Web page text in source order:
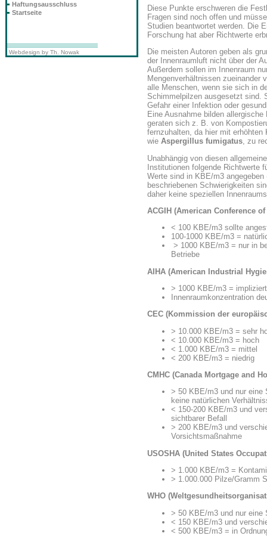
Diese Punkte erschweren die
Fragen sind noch offen und
Studien beantwortet werden. Die
Forschung hat aber Richtwerte
Die meisten Autoren geben als
der Innenraumluft nicht über der
Außerdem sollen im Innenraum
Mengenverhältnissen
alle Menschen, wenn sie sich in
Schimmelpilzen ausgesetzt sind.
Gefahr einer Infektion oder
Eine Ausnahme bilden
geraten sich z. B. von
fernzuhalten, da hier mit erhöhten
wie Aspergillus fumigatus, zu
Unabhängig von diesen
Institutionen folgende Richtwerte
Werte sind in KBE/m3
beschriebenen Schwierigkeiten
daher keine speziellen
ACGIH (American Conference
< 100 KBE/m3 sollte
100-1000 KBE/m3 =
> 1000 KBE/m3 = nur in
Betriebe
AIHA (American Industrial
> 1000 KBE/m3 =
Innenraumkonzentration
CEC (Kommission der
> 10.000 KBE/m3 = sehr
< 10.000 KBE/m3 = hoch
< 1.000 KBE/m3 = mittel
< 200 KBE/m3 = niedrig
CMHC (Canada Mortgage and
> 50 KBE/m3 und nur eine
keine natürlichen
< 150-200 KBE/m3 und
sichtbarer Befall
> 200 KBE/m3 und
Vorsichtsmaßnahme
USOSHA (United States
> 1.000 KBE/m3 =
> 1.000.000 Pilze/Gramm
WHO
> 50 KBE/m3 und nur eine
< 150 KBE/m3 und
< 500 KBE/m3 = in
Haftungsausschluss
Startseite
Webdesign by Th. Nowak